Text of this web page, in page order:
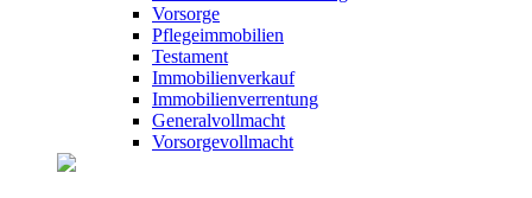
Vorsorge
Pflegeimmobilien
Testament
Immobilienverkauf
Immobilienverrentung
Generalvollmacht
Vorsorgevollmacht